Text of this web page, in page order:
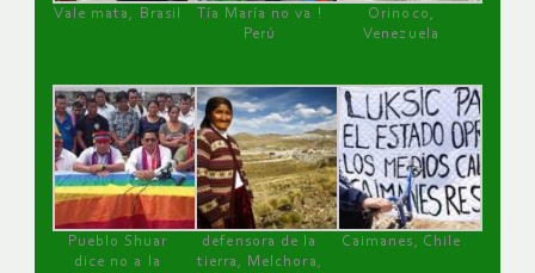
Vale mata, Brasil
Tía María no va !
Perú
Orinoco,
Venezuela
Pueblo Shuar
dice no a la
defensora de la
tierra, Melchora,
Caimanes, Chile